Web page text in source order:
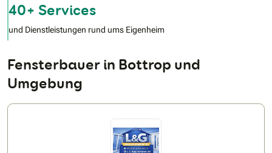
40+ Services
und Dienstleistungen rund ums Eigenheim
Fensterbauer in Bottrop und
Umgebung